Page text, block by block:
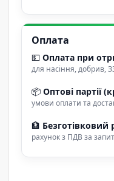
Оплата
💵 Оплата при
для насіння, добрив,
📦 Оптові партії
умови оплати та
🏦 Безготівковий
рахунок з ПДВ за